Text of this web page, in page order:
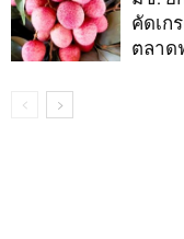
คัดเก
ตลาด